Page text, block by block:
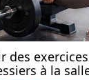
des
à la